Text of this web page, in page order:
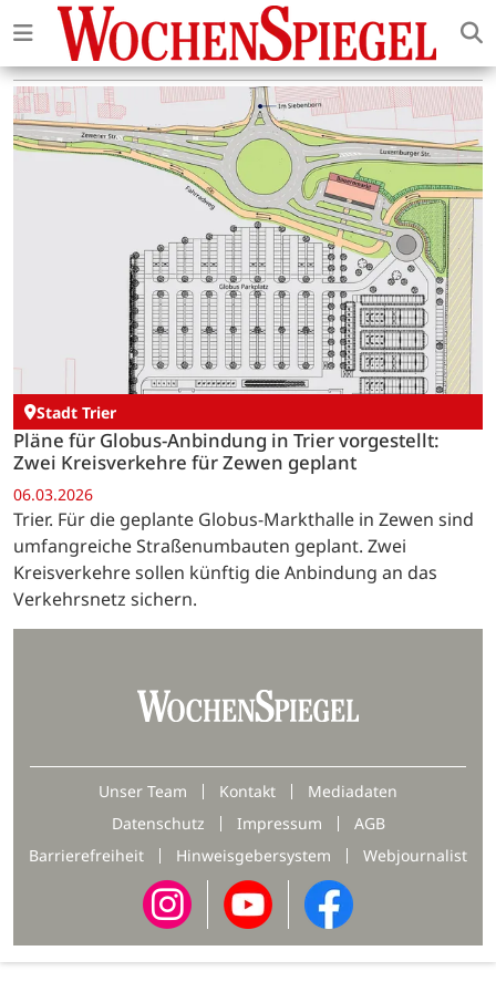
Stadt Trier
Pläne für Globus-Anbindung in Trier vorgestellt:
Zwei Kreisverkehre für Zewen geplant
06.03.2026
Trier. Für die geplante Globus-Markthalle in Zewen sind
umfangreiche Straßenumbauten geplant. Zwei
Kreisverkehre sollen künftig die Anbindung an das
Verkehrsnetz sichern.
Unser Team Kontakt
Mediadaten
Datenschutz
Impressum
AGB
Barrierefreiheit
Hinweisgebersystem Webjournalist